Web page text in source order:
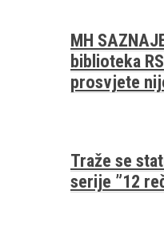
MH
biblioteka
prosvjete
Traže se
serije ”12